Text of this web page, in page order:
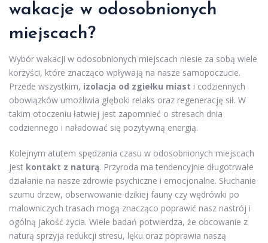
wakacje w odosobnionych
miejscach?
Wybór wakacji w odosobnionych miejscach niesie za sobą wiele
korzyści, które znacząco wpływają na nasze samopoczucie.
Przede wszystkim, izolacja od zgiełku miast i codziennych
obowiązków umożliwia głęboki relaks oraz regenerację sił. W
takim otoczeniu łatwiej jest zapomnieć o stresach dnia
codziennego i naładować się pozytywną energią.
Kolejnym atutem spędzania czasu w odosobnionych miejscach
jest kontakt z naturą. Przyroda ma tendencyjnie długotrwałe
działanie na nasze zdrowie psychiczne i emocjonalne. Słuchanie
szumu drzew, obserwowanie dzikiej fauny czy wędrówki po
malowniczych trasach mogą znacząco poprawić nasz nastrój i
ogólną jakość życia. Wiele badań potwierdza, że obcowanie z
naturą sprzyja redukcji stresu, lęku oraz poprawia naszą